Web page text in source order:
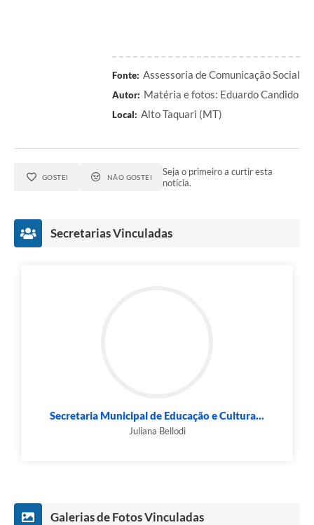
Fonte: Assessoria de Comunicação Social
Autor: Matéria e fotos: Eduardo Candido
Local: Alto Taquari (MT)
GOSTEI NÃO GOSTEI
Seja o primeiro a curtir esta
notícia.
Secretarias Vinculadas
Secretaria Municipal de Educação e Cultura...
Juliana Bellodi
Galerias de Fotos Vinculadas